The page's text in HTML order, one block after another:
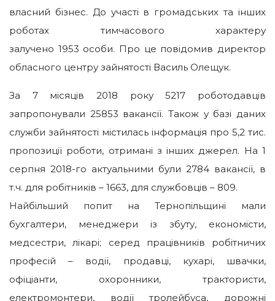
власний бізнес. До участі в громадських та інших
роботах тимчасового характеру
залучено 1953 особи. Про це повідомив директор
обласного центру зайнятості Василь Олещук.
За 7 місяців 2018 року5217 роботодавців
запропонували 25853 вакансії. Також у базі даних
служби зайнятості містилась інформація про 5,2 тис.
пропозиції роботи, отримані з інших джерел. На 1
серпня 2018-го актуальними були 2784 вакансії, в
т.ч. для робітників – 1663, для службовців – 809.
Найбільший попит на Тернопільщині мали
бухгалтери, менеджери із збуту, економісти,
медсестри, лікарі; серед працівників робітничих
професій – водії, продавці, кухарі, швачки,
офіціанти, охоронники, трактористи,
електромонтери, водії тролейбуса, дорожні